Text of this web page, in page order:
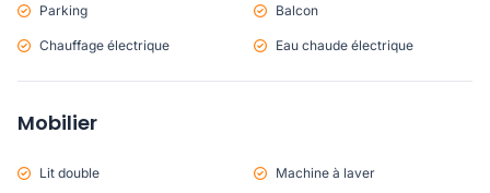
Parking Balcon
Chauffage électrique Eau chaude électrique
Mobilier
Lit double Machine à laver